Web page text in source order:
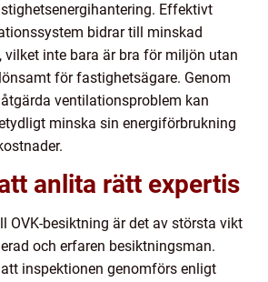
Effektivt
bidrar till minskad
vilket inte bara är bra för miljön utan
för fastighetsägare. Genom
ventilationsproblem kan
minska sin energiförbrukning
anlita rätt expertis
OVK-besiktning är det av största vikt
och erfaren besiktningsman.
inspektionen genomförs enligt